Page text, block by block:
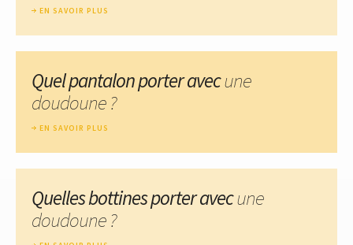
EN SAVOIR PLUS
Quel pantalon porter avecune
doudoune ?
EN SAVOIR PLUS
Quelles bottines porter avecune
doudoune ?